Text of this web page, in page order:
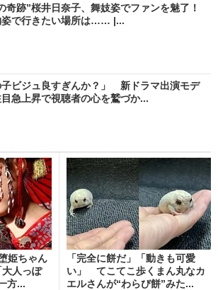
奇跡”桜井日奈子、舞妓姿でファンを魅了！
で行きたい場所は…… |...
子ビジュ良すぎんか？」 新ドラマ出演モデ
急上昇で視聴者の心を鷲づか...
姫ちゃん
人っぽ
方...
「完全に餅だ」「動きも可愛
い」 てこてこ歩くまん丸なカ
エルさんが“わらび餅”みた...